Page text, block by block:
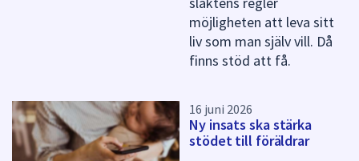
möjligheten att leva sitt
liv som man själv vill. Då
finns stöd att få.
16 juni 2026
Ny insats ska stärka
stödet till föräldrar